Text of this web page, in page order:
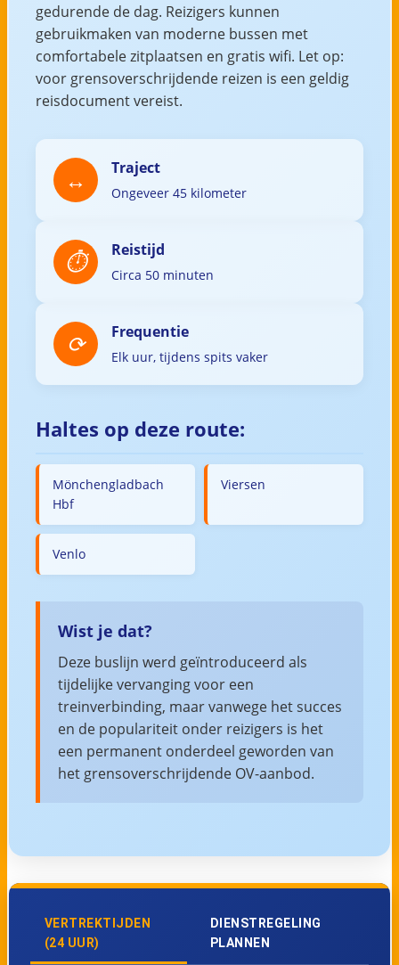
gedurende de dag. Reizigers kunnen
gebruikmaken van moderne bussen met
comfortabele zitplaatsen en gratis wifi. Let op:
voor grensoverschrijdende reizen is een geldig
reisdocument vereist.
Traject
Ongeveer 45 kilometer
Reistijd
Circa 50 minuten
Frequentie
Elk uur, tijdens spits vaker
Haltes op deze route:
Mönchengladbach
Hbf
Viersen
Venlo
Wist je dat?
Deze buslijn werd geïntroduceerd als
tijdelijke vervanging voor een
treinverbinding, maar vanwege het succes
en de populariteit onder reizigers is het
een permanent onderdeel geworden van
het grensoverschrijdende OV-aanbod.
VERTREKTIJDEN
(24 UUR)
DIENSTREGELING
PLANNEN